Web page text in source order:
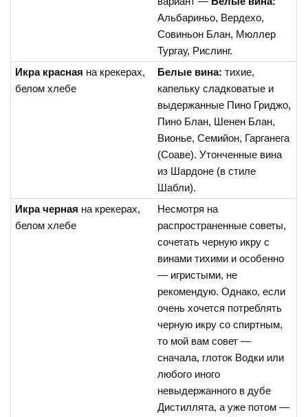
Альбариньо, Вердехо,
Совиньон Блан, Мюллер
Тургау, Рислинг.
Икра красная на крекерах,
белом хлебе
Белые вина: тихие,
капельку сладковатые и
выдержанные Пино Гриджо,
Пино Блан, Шенен Блан,
Вионье, Семийон, Гарганега
(Соаве). Утонченные вина
из Шардоне (в стиле
Шабли).
Икра черная на крекерах,
белом хлебе
Несмотря на
распространенные советы,
сочетать черную икру с
винами тихими и особенно
— игристыми, не
рекомендую. Однако, если
очень хочется потреблять
черную икру со спиртным,
то мой вам совет —
сначала, глоток Водки или
любого иного
невыдержанного в дубе
Дистиллята, а уже потом —